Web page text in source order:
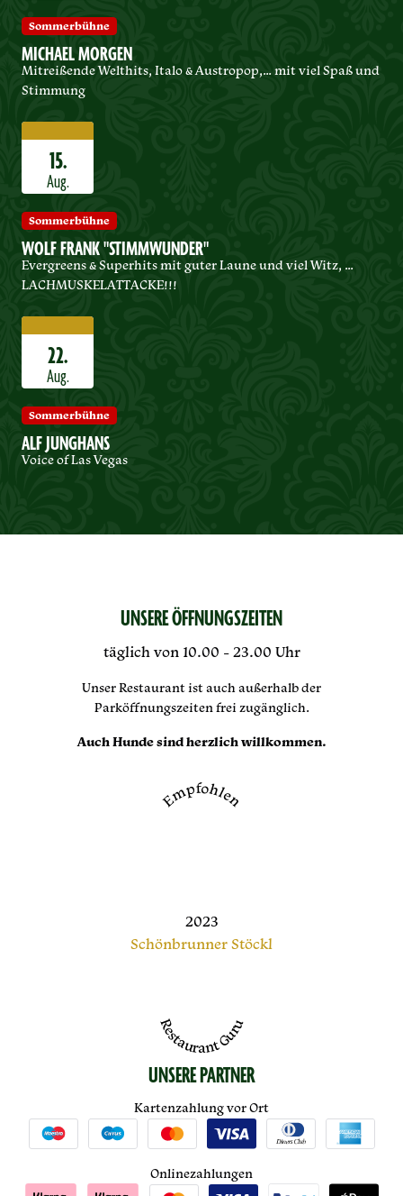
Sommerbühne
MICHAEL MORGEN
Mitreißende Welthits, Italo & Austropop,… mit viel Spaß und
Stimmung
15.
Aug.
Sommerbühne
WOLF FRANK "STIMMWUNDER"
Evergreens & Superhits mit guter Laune und viel Witz, …
LACHMUSKELATTACKE!!!
22.
Aug.
Sommerbühne
ALF JUNGHANS
Voice of Las Vegas
UNSERE ÖFFNUNGSZEITEN
täglich von 10.00 - 23.00 Uhr
Unser Restaurant ist auch außerhalb der
Parköffnungszeiten frei zugänglich.
Auch Hunde sind herzlich willkommen.
Empfohlen
2023
Schönbrunner Stöckl
Restaurant Guru
UNSERE PARTNER
Kartenzahlung vor Ort
Onlinezahlungen